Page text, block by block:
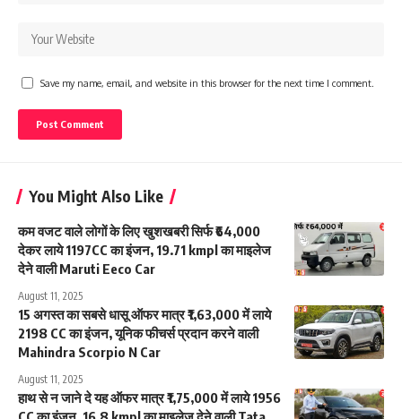
Save my name, email, and website in this browser for the next time I comment.
You Might Also Like
कम वजट वाले लोगों के लिए खुशखबरी सिर्फ ₹64,000
देकर लाये 1197CC का इंजन, 19.71 kmpl का माइलेज
देने वाली Maruti Eeco Car
August 11, 2025
15 अगस्त का सबसे धासू ऑफर मात्र ₹1,63,000 में लाये
2198 CC का इंजन, यूनिक फीचर्स प्रदान करने वाली
Mahindra Scorpio N Car
August 11, 2025
हाथ से न जाने दे यह ऑफर मात्र ₹1,75,000 में लाये 1956